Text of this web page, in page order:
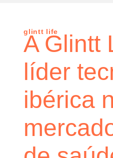
glintt life
A Glintt
líder
ibérica